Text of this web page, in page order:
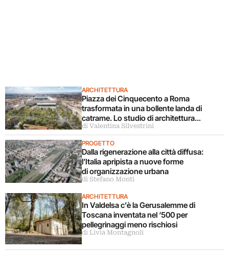
ARCHITETTURA
Piazza dei Cinquecento a Roma
trasformata in una bollente landa di
catrame. Lo studio di architettura
disconosce il progetto
di Valentina Silvestrini
PROGETTO
Dalla rigenerazione alla città diffusa:
l’Italia apripista a nuove forme
di organizzazione urbana
di Stefano Monti
ARCHITETTURA
In Valdelsa c’è la Gerusalemme di
Toscana inventata nel ‘500 per
pellegrinaggi meno rischiosi
di Livia Montagnoli